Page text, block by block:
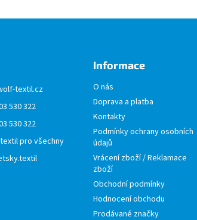
textil.cz
530 322
530 322
pro všechny
Informace
O nás
Doprava a platba
Kontakty
Podmínky ochrany osobních
údajů
Vrácení zboží / Reklamace
zboží
Obchodní podmínky
Hodnocení obchodu
Prodávané značky